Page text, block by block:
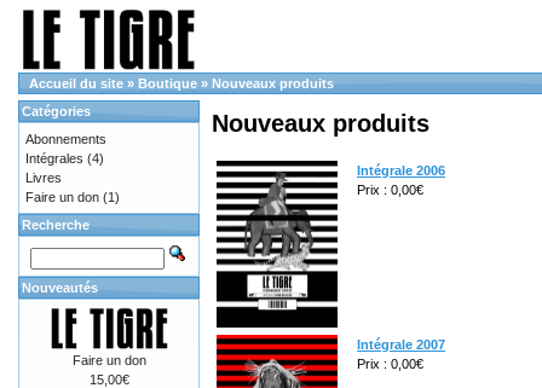
Accueil du site » Boutique » Nouveaux produits
Nouveaux produits
Intégrale 2006
Prix : 0,00€
Intégrale 2007
Prix : 0,00€
Catégories
Abonnements
Intégrales (4)
Livres
Faire un don (1)
Recherche
Nouveautés
Faire un don
15,00€